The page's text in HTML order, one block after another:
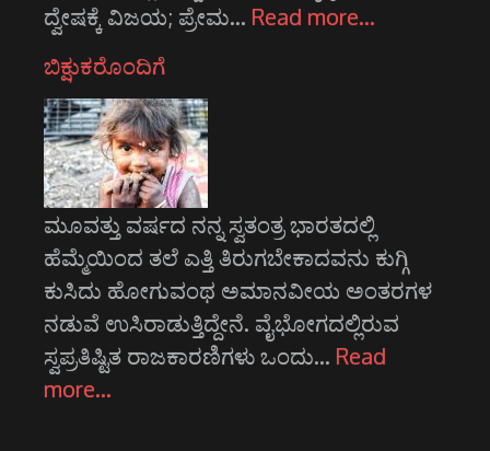
ದ್ವೇಷಕ್ಕೆ ವಿಜಯ; ಪ್ರೇಮ… Read more…
ಬಿಕ್ಷುಕರೊಂದಿಗೆ
ಮೂವತ್ತು ವರ್ಷದ ನನ್ನ ಸ್ವತಂತ್ರ ಭಾರತದಲ್ಲಿ
ಹೆಮ್ಮೆಯಿಂದ ತಲೆ ಎತ್ತಿ ತಿರುಗಬೇಕಾದವನು ಕುಗ್ಗಿ
ಕುಸಿದು ಹೋಗುವಂಥ ಅಮಾನವೀಯ ಅಂತರಗಳ
ನಡುವೆ ಉಸಿರಾಡುತ್ತಿದ್ದೇನೆ. ವೈಭೋಗದಲ್ಲಿರುವ
ಸ್ವಪ್ರತಿಷ್ಟಿತ ರಾಜಕಾರಣಿಗಳು ಒಂದು… Read
more…